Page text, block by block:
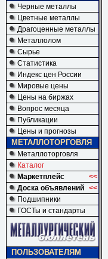
Черные металлы
Цветные металлы
Драгоценные металлы
Металлолом
Сырье
Статистика
Индекс цен России
Мировые цены
Цены на биржах
Вопрос месяца
Публикации
Цены и прогнозы
МЕТАЛЛОТОРГОВЛЯ
Металлоторговля
Каталог
Маркетплейс
<<
Доска объявлений <<
Подшипники
ГОСТы и стандарты
ПОЛЬЗОВАТЕЛЯМ